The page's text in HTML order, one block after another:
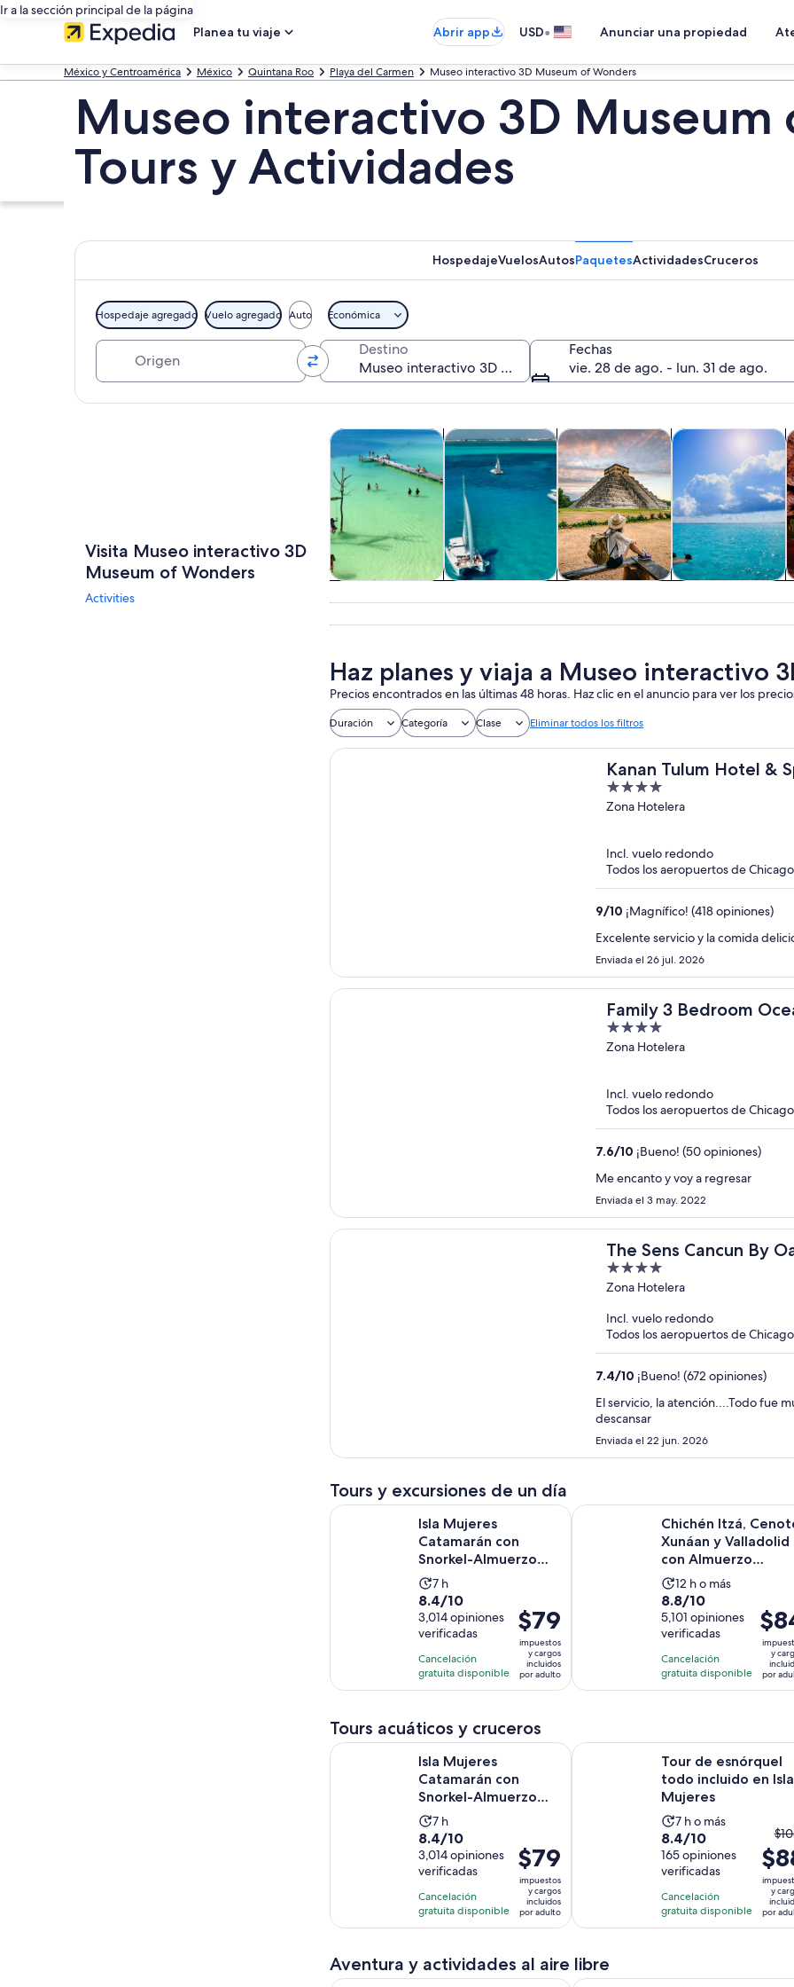
Ir a la sección principal de la página
Planea tu viaje
Abrir app USD• Anunciar una propiedad
México y Centroamérica México Quintana Roo Playa del Carmen Museo interactivo 3D Museum of Wonders
Museo interactivo 3D Museum
Tours y Actividades
HospedajeVuelosAutosPaquetesActividadesCruceros
Hospedaje agregado Vuelo agregado Auto Económica
Destino
Fechas
vie. 28 de ago. - lun. 31 de ago.
Visita Museo interactivo 3D
Museum of Wonders
Activities
excursiones de
un día
Tours y excursiones de un díaSe abrirá en una nueva pestaña
acuáticas
Actividades acuáticasSe abrirá en una nueva pestaña
Cultura e historiaSe abrirá en una
cruceros
Tours acuáticos y
Haz planes y viaja a Museo interactivo
Precios encontrados en las últimas 48 horas. Haz clic en el anuncio para ver los
Duración Categoría Clase Eliminar todos los filtros
Kanan Tulum Hotel &
Playground
4
out
Zona Hotelera
Incl. vuelo redondo
Todos los aeropuertos de Chicago
9/10 ¡Magnífico! (418 opiniones)
Excelente servicio y la comida
Enviada el 26 jul. 2026
Family 3 Bedroom
Grand Cancun
4
out
Zona Hotelera
Incl. vuelo redondo
Todos los aeropuertos de Chicago
7.6/10 ¡Bueno! (50 opiniones)
Me encanto y voy a regresar
Enviada el 3 may. 2022
The Sens Cancun By
4
out
5
Zona Hotelera
Incl. vuelo redondo
Todos los aeropuertos de Chicago
7.4/10 ¡Bueno! (672 opiniones)
El servicio, la atención....Todo fue
descansar
Enviada el 22 jun. 2026
Tours y excursiones de un día
Isla Mujeres
Catamarán con
Snorkel-Almuerzo
Opcional, Bar
Abierto y Traslad...
La
actividad
dura
7
horas
7 h
8.4
de
10
con
3014
opiniones
8.4/10
3,014 opiniones
verificadas
Cancelación
gratuita disponible
El
precio
es
de
$79.
adulto
$79
impuestos
y cargos
incluidos
por adulto
Isla Mujeres Catamarán con Snorkel-Almuerzo Opcional, Bar Abierto y
Chichén Itzá,
Xunáan y Valladolid
con Almuerzo
Tradicional Buffet
La
actividad
dura
12
horas
12 h o más
8.8
de
10
con
5101
opiniones
8.8/10
5,101 opiniones
verificadas
Cancelación
gratuita disponible
El
es
de
$84.
y
por
Chichén Itzá, Cenote Xunáan y
Tours acuáticos y cruceros
Isla Mujeres
Catamarán con
Snorkel-Almuerzo
Opcional, Bar
Abierto y Traslad...
La
actividad
dura
7
horas
7 h
8.4
de
10
con
3014
opiniones
8.4/10
3,014 opiniones
verificadas
Cancelación
gratuita disponible
El
precio
es
de
$79.
adulto
$79
impuestos
y cargos
incluidos
por adulto
Isla Mujeres Catamarán con Snorkel-Almuerzo Opcional, Bar Abierto y
Tour de esnórquel
todo incluido en Isla
Mujeres
La
actividad
dura
7
horas
7 h o más
8.4
de
10
con
165
opiniones
8.4/10
165 opiniones
verificadas
Cancelación
gratuita disponible
El
era
y
es
y
por
Tour de esnórquel todo incluido
Aventura y actividades al aire libre